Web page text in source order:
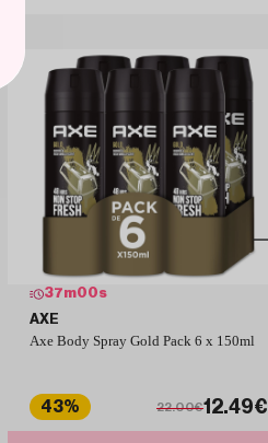
36m59s
AXE
Axe Body Spray Gold Pack 6 x 150ml
43% 22.00€12.49€